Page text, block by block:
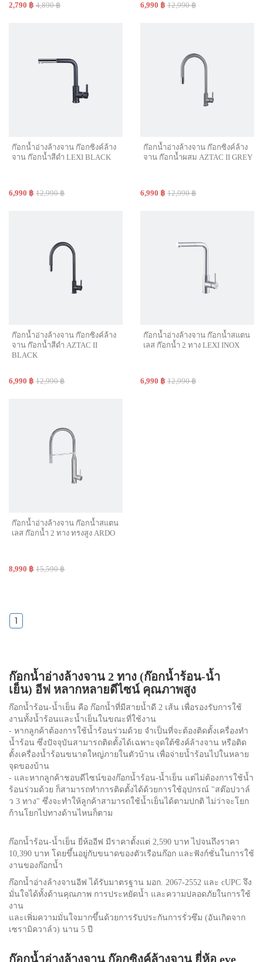
2,790 ฿ 4,890 ฿ 6,990 ฿ 12,990 ฿
ก๊อกน้ำอ่างล้างจาน ก๊อกซิงค์ล้าง
จาน ก๊อกน้ำสีดำ LEXI BLACK
6,990 ฿ 12,990 ฿
ก๊อกน้ำอ่างล้างจาน ก๊อกซิงค์ล้าง
จาน ก๊อกน้ำผสม AZTAC II GREY
6,990 ฿ 12,990 ฿
ก๊อกน้ำอ่างล้างจาน ก๊อกซิงค์ล้าง
จาน ก๊อกน้ำสีดำ AZTAC II
BLACK
6,990 ฿ 12,990 ฿
ก๊อกน้ำอ่างล้างจาน ก๊อกน้ำสแตน
เลส ก๊อกน้ำ 2 ทาง LEXI INOX
6,990 ฿ 12,990 ฿
ก๊อกน้ำอ่างล้างจาน ก๊อกน้ำสแตน
เลส ก๊อกน้ำ 2 ทาง ทรงสูง ARDO
8,990 ฿ 15,590 ฿
1
ก๊อกน้ำอ่างล้างจาน 2 ทาง (ก๊อกน้ำร้อน-น้ำ
เย็น) อีฟ หลากหลายดีไซน์ คุณภาพสูง
ก๊อกน้ำร้อน-น้ำเย็น คือ ก๊อกน้ำที่มีสายน้ำดี 2 เส้น เพื่อรองรับการใช้
งานทั้งน้ำร้อนและน้ำเย็นในขณะที่ใช้งาน
- หากลูกค้าต้องการใช้น้ำร้อนร่วมด้วย จำเป็นที่จะต้องติดตั้งเครื่องทำ
น้ำร้อน ซึ่งปัจจุบันสามารถติดตั้งได้เฉพาะจุดใต้ซิงค์ล้างจาน หรือติด
ตั้งเครื่องน้ำร้อนขนาดใหญ่ภายในตัวบ้าน เพื่อจ่ายน้ำร้อนไปในหลาย
จุดของบ้าน
- และหากลูกค้าชอบดีไซน์ของก๊อกน้ำร้อน-น้ำเย็น แต่ไม่ต้องการใช้น้ำ
ร้อนร่วมด้วย ก็สามารถทำการติดตั้งได้ด้วยการใช้อุปกรณ์ "สต๊อปวาล์
ว 3 ทาง" ซึ่งจะทำให้ลูกค้าสามารถใช้น้ำเย็นได้ตามปกติ ไม่ว่าจะโยก
ก้านโยกไปทางด้านไหนก็ตาม
ก๊อกน้ำร้อน-น้ำเย็น ยี่ห้ออีฟ มีราคาตั้งแต่ 2,590 บาท ไปจนถึงราคา
10,390 บาท โดยขึ้นอยู่กับขนาดของตัวเรือนก๊อก และฟังก์ชั่นในการใช้
งานของก๊อกน้ำ
ก๊อกน้ำอ่างล้างจานอีฟ ได้รับมาตรฐาน มอก. 2067-2552 และ cUPC จึง
มั่นใจได้ทั้งด้านคุณภาพ การประหยัดน้ำ และความปลอดภัยในการใช้
งาน
และเพิ่มความมั่นใจมากขึ้นด้วยการรับประกันการรั่วซึม (อันเกิดจาก
เซรามิควาล์ว) นาน 5 ปี
ก๊อกน้ำอ่างล้างจาน ก๊อกซิงค์ล้างจาน ยี่ห้อ eve